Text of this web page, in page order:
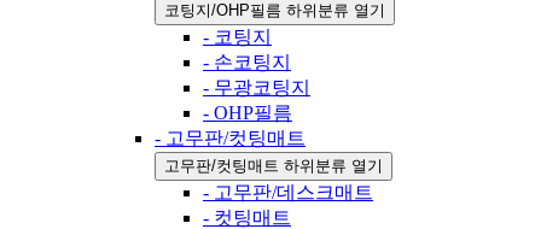
코팅지/OHP필름 하위분류 열기
- 코팅지
- 손코팅지
- 무광코팅지
- OHP필름
- 고무판/컷팅매트
고무판/컷팅매트 하위분류 열기
- 고무판/데스크매트
- 컷팅매트